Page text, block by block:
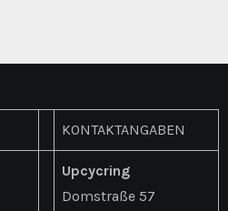
KONTAKTANGABEN
Upcycring
Domstraße 57